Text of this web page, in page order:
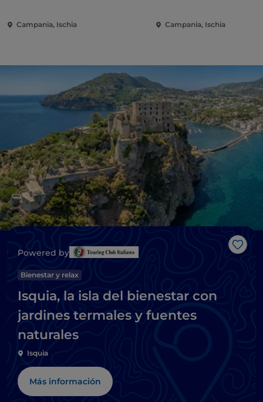
Campania, Ischia Campania, Ischia
Me
Powered by
Bienestar y relax
Isquia, la isla del bienestar con
jardines termales y fuentes
naturales
Isquia
Más información